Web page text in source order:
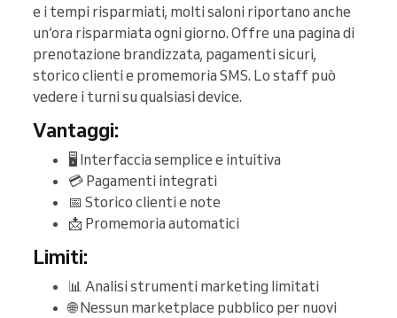
e i tempi risparmiati, molti saloni riportano anche
un’ora risparmiata ogni giorno. Offre una pagina di
prenotazione brandizzata, pagamenti sicuri,
storico clienti e promemoria SMS. Lo staff può
vedere i turni su qualsiasi device.
Vantaggi:
🖥️ Interfaccia semplice e intuitiva
💳 Pagamenti integrati
📅 Storico clienti e note
📩 Promemoria automatici
Limiti:
📊 Analisi strumenti marketing limitati
🌐 Nessun marketplace pubblico per nuovi